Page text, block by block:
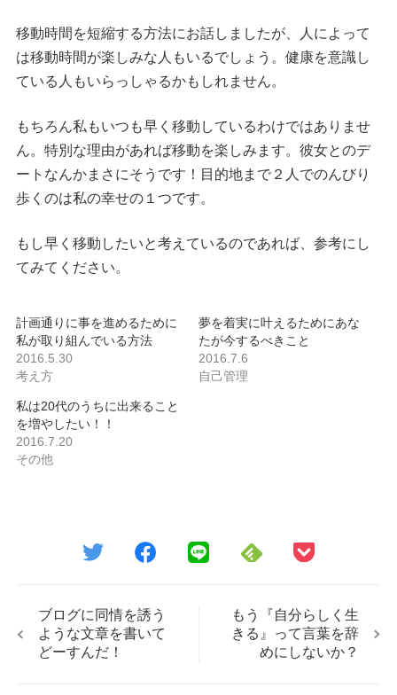
移動時間を短縮する方法にお話しましたが、人によって
は移動時間が楽しみな人もいるでしょう。健康を意識し
ている人もいらっしゃるかもしれません。
もちろん私もいつも早く移動しているわけではありませ
ん。特別な理由があれば移動を楽しみます。彼女とのデ
ートなんかまさにそうです！目的地まで２人でのんびり
歩くのは私の幸せの１つです。
もし早く移動したいと考えているのであれば、参考にし
てみてください。
計画通りに事を進めるために
私が取り組んでいる方法
2016.5.30
考え方
夢を着実に叶えるためにあな
たが今するべきこと
2016.7.6
自己管理
私は20代のうちに出来ること
を増やしたい！！
2016.7.20
その他
ブログに同情を誘う
ような文章を書いて
どーすんだ！
もう『自分らしく生
きる』って言葉を辞
めにしないか？